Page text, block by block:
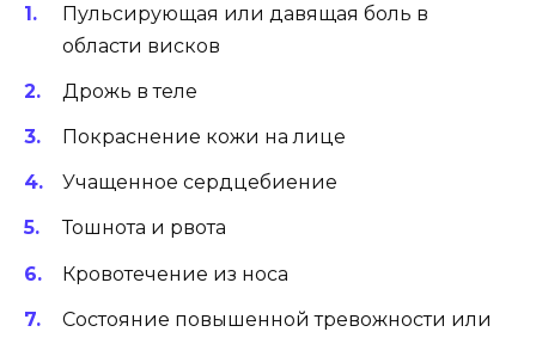
Пульсирующая или давящая боль в
области висков
Дрожь в теле
Покраснение кожи на лице
Учащенное сердцебиение
Тошнота и рвота
Кровотечение из носа
Состояние повышенной тревожности или